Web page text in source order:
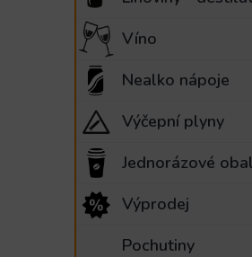
Víno
Nealko nápoje
Výčepní plyny
Jednorázové
Výprodej
Pochutiny